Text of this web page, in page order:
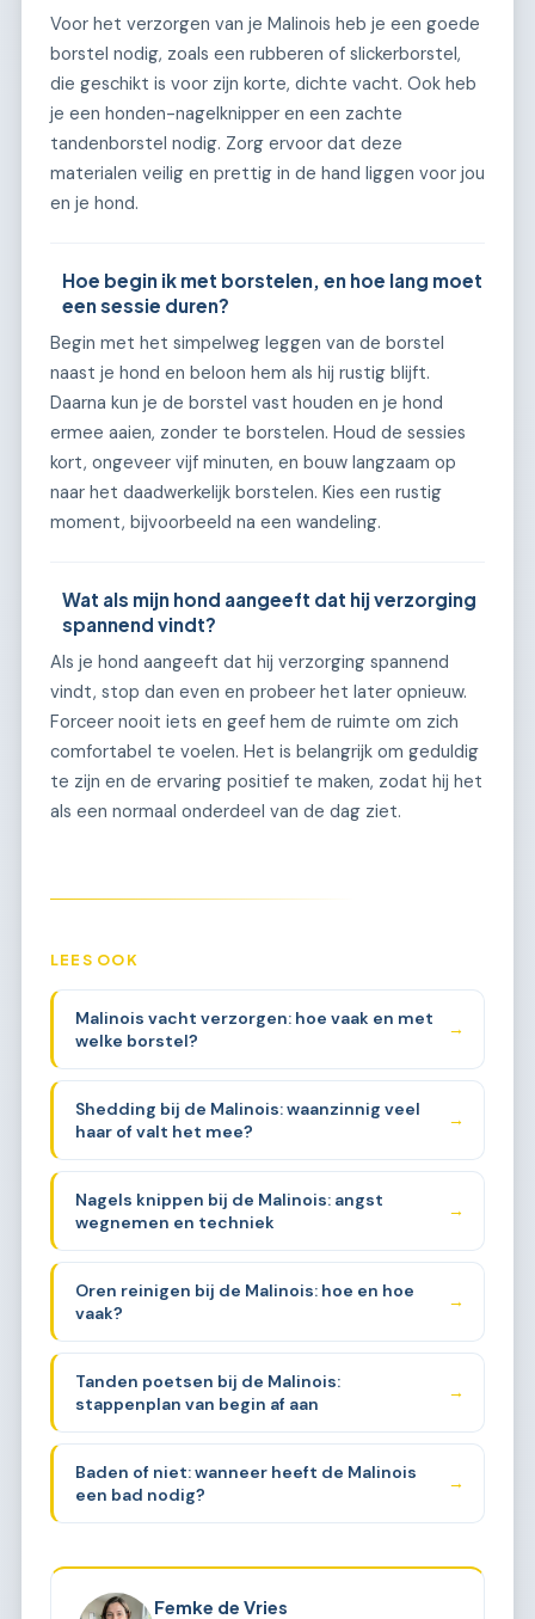
Voor het verzorgen van je Malinois heb je een goede
borstel nodig, zoals een rubberen of slickerborstel,
die geschikt is voor zijn korte, dichte vacht. Ook heb
je een honden-nagelknipper en een zachte
tandenborstel nodig. Zorg ervoor dat deze
materialen veilig en prettig in de hand liggen voor jou
en je hond.
Hoe begin ik met borstelen, en hoe lang moet
een sessie duren?
Begin met het simpelweg leggen van de borstel
naast je hond en beloon hem als hij rustig blijft.
Daarna kun je de borstel vast houden en je hond
ermee aaien, zonder te borstelen. Houd de sessies
kort, ongeveer vijf minuten, en bouw langzaam op
naar het daadwerkelijk borstelen. Kies een rustig
moment, bijvoorbeeld na een wandeling.
Wat als mijn hond aangeeft dat hij verzorging
spannend vindt?
Als je hond aangeeft dat hij verzorging spannend
vindt, stop dan even en probeer het later opnieuw.
Forceer nooit iets en geef hem de ruimte om zich
comfortabel te voelen. Het is belangrijk om geduldig
te zijn en de ervaring positief te maken, zodat hij het
als een normaal onderdeel van de dag ziet.
LEES OOK
Malinois vacht verzorgen: hoe vaak en met
welke borstel?
→
Shedding bij de Malinois: waanzinnig veel
haar of valt het mee?
→
Nagels knippen bij de Malinois: angst
wegnemen en techniek
→
Oren reinigen bij de Malinois: hoe en hoe
vaak?
→
Tanden poetsen bij de Malinois:
stappenplan van begin af aan
→
Baden of niet: wanneer heeft de Malinois
een bad nodig?
→
Femke de Vries